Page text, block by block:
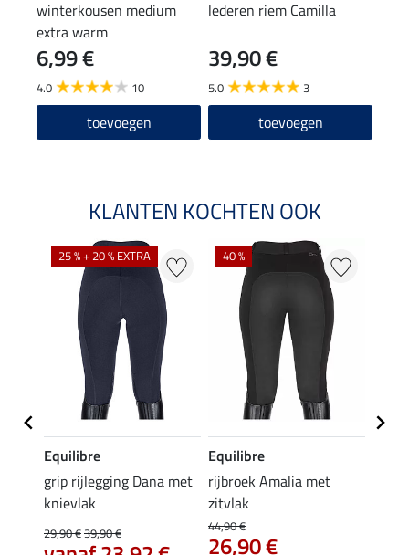
winterkousen medium
extra warm
6,99 €
4.0 10
toevoegen
lederen riem Camilla
39,90 €
5.0 3
toevoegen
KLANTEN KOCHTEN OOK
25 % + 20 % EXTRA
Equilibre
grip rijlegging Dana met
knievlak
29,90 €39,90 €
40 %
Equilibre
rijbroek Amalia met
zitvlak
44,90 €
26,90 €